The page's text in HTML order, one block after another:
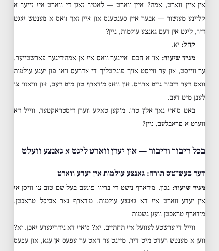
אין איין ווארט, אמת? איין ווארט — לאמיר זאגן די ווארט איז זייער א
קליינע מעזשור — אבער איין סענטענס און איין זאך וואס א מענטש זאגט
דיר, ליגט אין דעם גאנצע עולמות, ניין?
קהל: יא.
מגיד שיעור: און א חכם, איינער וואס איז אן אמת׳דיגער פארשטייער,
ער ווייסט, און ער ווייסט אויך פונקטליך די אדרעס וואו פון יענע עולמות
וואס דער דיבור גייט ארויס, און וואס מ׳דארף טון מיט דעם, און וויאזוי צו
לעבן מיט דעם.
באט ס׳איז נאך אלץ טרו. מ׳קען טאקע ווערן דיסטראקטעד, ווייל דא
ווערט א פראבלעם, ניין?
בכל דיבור ודיבור — אין יעדן ווארט ליגט א גאנצע וועלט
דער בעש״ט׳ס תורה: גאנצע עולמות אין יעדע ווארט
מגיד שיעור: נכון. מ׳דארף נישט די בריוו פונעם בעל שם טוב צו וויסן אז
אין יעדע ווארט איז דא גאנצע עולמות. מ׳דארף נאר אביסל טראכטן.
מ׳דארף טראכטן וועגן נשמות.
ווייל די ערשטע לעוועל איז תחתיים, יא? ס׳איז דא נידריגערע זאכן, יא?
ווען א מענטש רעדט מיט דיר, מיינט ער האט ער עפעס אן עגא, און עפעס